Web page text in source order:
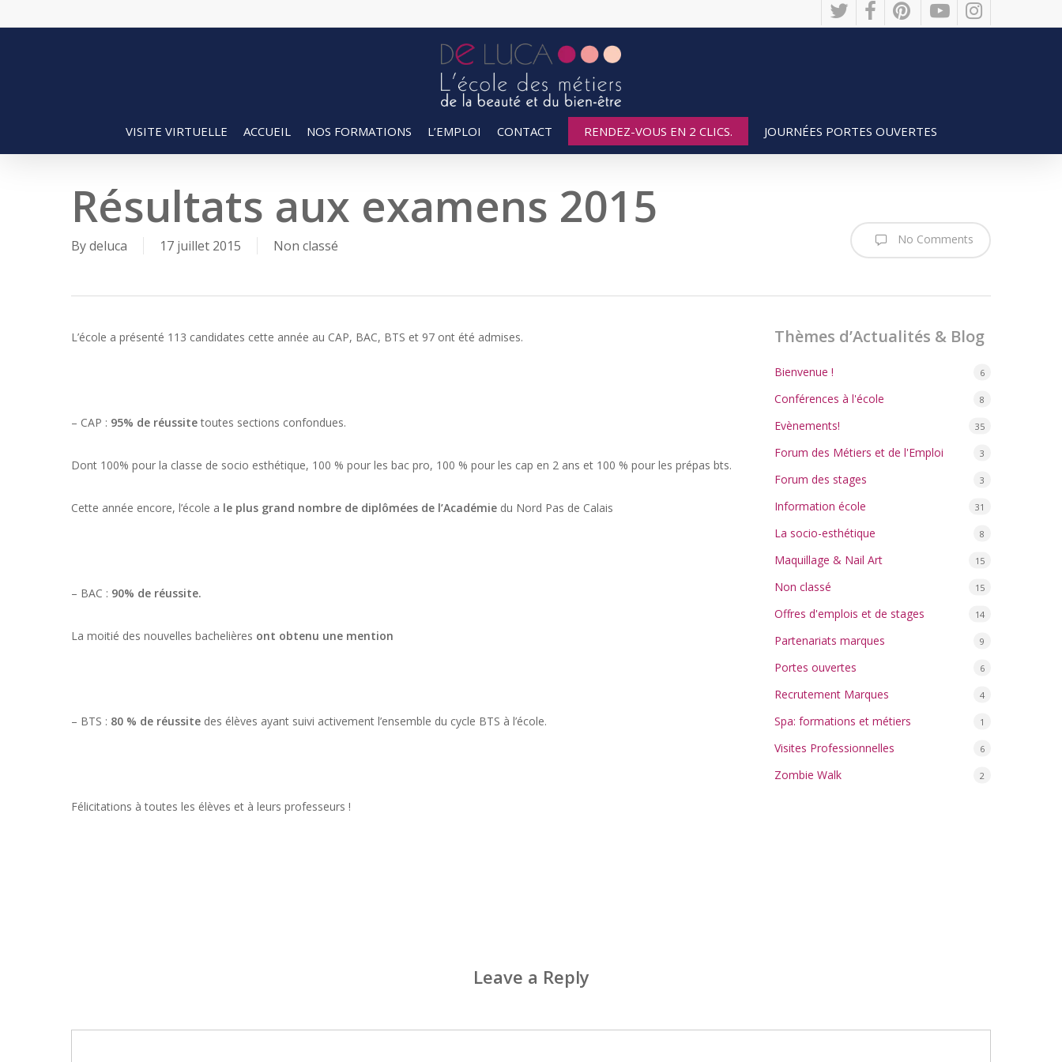
to
twitter facebookpinterestyoutubeinstagram
VISITE VIRTUELLE ACCUEIL NOS FORMATIONS L’EMPLOI CONTACT RENDEZ-VOUS EN 2 CLICS. JOURNÉES PORTES OUVERTES
Résultats aux examens 2015
Bydeluca 17 juillet 2015 Non classé No Comments
L’école a présenté 113 candidates cette année au CAP, BAC, BTS et 97 ont été admises.
– CAP : 95% de réussitetoutes sections confondues.
Dont 100% pour la classe de socio esthétique, 100 % pour les bac pro, 100 % pour les cap en 2 ans et 100 % pour les prépas bts.
Cette année encore, l’école a le plus grand nombre de diplômées de l’Académie du Nord Pas de Calais
– BAC : 90% de réussite.
La moitié des nouvelles bachelières ont obtenu une mention
– BTS : 80 % de réussite des élèves ayant suivi activement l’ensemble du cycle BTS à l’école.
Félicitations à toutes les élèves et à leurs professeurs !
Thèmes d’Actualités & Blog
Bienvenue ! 6
Conférences à l'école 8
Evènements! 35
Forum des Métiers et de l'Emploi 3
Forum des stages 3
Information école 31
La socio-esthétique 8
Maquillage & Nail Art 15
Non classé 15
Offres d'emplois et de stages 14
Partenariats marques 9
Portes ouvertes 6
Recrutement Marques 4
Spa: formations et métiers 1
Visites Professionnelles 6
Zombie Walk 2
Leave a Reply